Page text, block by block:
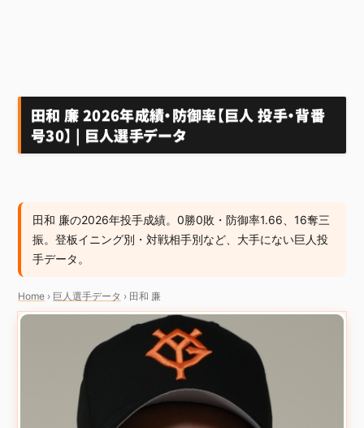
田和 廉 2026年成績・防御率【巨人 投手・背番
号30】 | 巨人選手データ
田和 廉の2026年投手成績。0勝0敗・防御率1.66、16奪三
振。登板イニング別・対戦相手別など、大手にない巨人投
手データ。
Home › 巨人選手データ › 田和 廉